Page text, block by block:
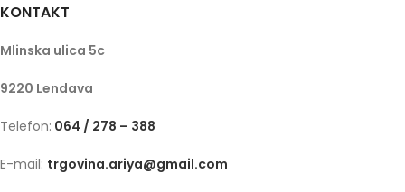
KONTAKT
Mlinska ulica 5c
9220 Lendava
Telefon: 064 / 278 – 388
E-mail: trgovina.ariya@gmail.com